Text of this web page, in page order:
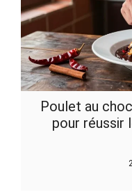
Poulet au
pour réussir